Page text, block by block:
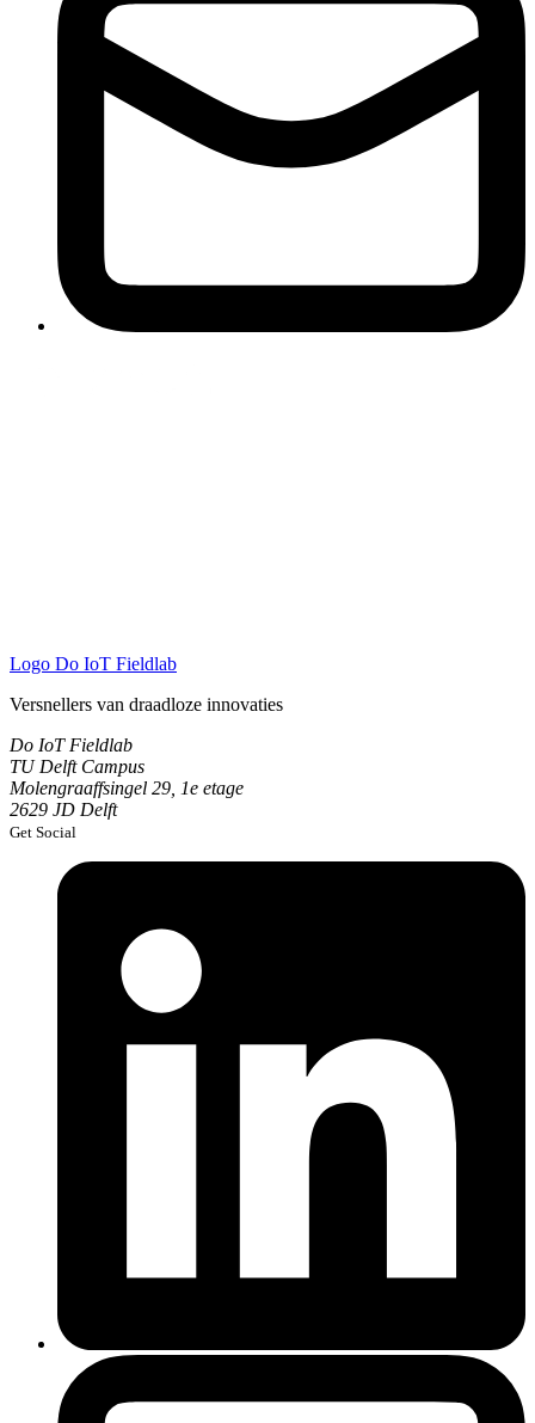
Logo Do IoT Fieldlab
Versnellers van draadloze innovaties
Do IoT Fieldlab
TU Delft Campus
Molengraaffsingel 29, 1e etage
2629 JD Delft
Get Social